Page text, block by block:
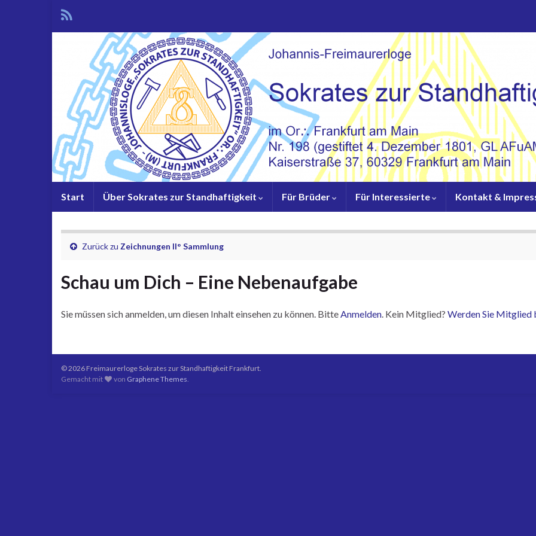
Start Über Sokrates zur Standhaftigkeit Für Brüder Für Interessierte Kontakt &
Zurück zu Zeichnungen II° Sammlung
Schau um Dich – Eine Nebenaufgabe
Sie müssen sich anmelden, um diesen Inhalt einsehen zu können. BitteAnmelden. Kein Mitglied? Werden Sie Mitglied
© 2026 Freimaurerloge Sokrates zur Standhaftigkeit Frankfurt.
Gemacht mit
von Graphene Themes.